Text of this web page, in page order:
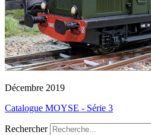
Décembre 2019
Catalogue MOYSE - Série 3
Rechercher